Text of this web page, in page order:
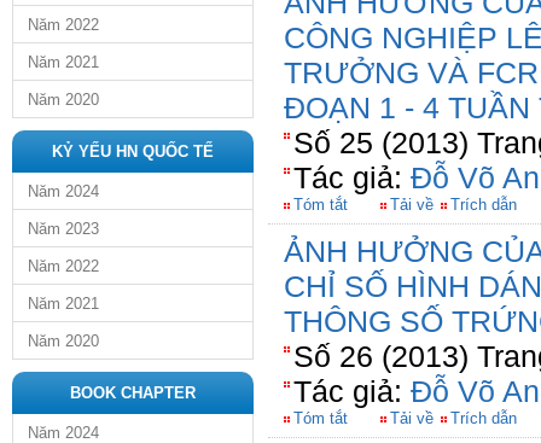
Năm 2022
Năm 2021
Năm 2020
KỶ YẾU HN QUỐC TẾ
Năm 2024
Năm 2023
Năm 2022
Năm 2021
Năm 2020
BOOK CHAPTER
Năm 2024
CÔNG NGHIỆP
TRƯỞNG VÀ
ĐOẠN 1 - 4 TUẦN
Số 25 (2013)
Tác giả: Đỗ Võ
Tóm tắt Tải về Trích dẫn
ẢNH HƯỞNG
CHỈ SỐ HÌNH
THÔNG SỐ
Số 26 (2013)
Tác giả: Đỗ Võ
Tóm tắt Tải về Trích dẫn